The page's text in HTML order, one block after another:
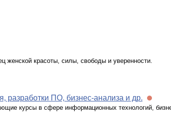
женской красоты, силы, свободы и уверенности.
разработки ПО, бизнес-анализа и др.
курсы в сфере информационных технологий,